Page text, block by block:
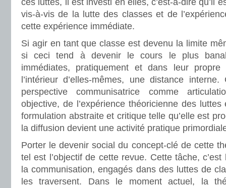
ces luttes, il est investi en elles, c’est-à-dire qu’il
vis-à-vis de la lutte des classes et de
cette expérience immédiate.
Si agir en tant que classe est devenu la limite
si ceci tend à devenir le cours le plus
immédiates, pratiquement et dans leur propre
l’intérieur d’elles-mêmes, une distance
perspective communisatrice comme
objective, de l’expérience théoricienne des
formulation abstraite et critique telle qu’elle est
la diffusion devient une activité pratique
Porter le devenir social du concept-clé de cette
tel est l’objectif de cette revue. Cette tâche, c’est
la communisation, engagés dans des luttes de
les traversent. Dans le moment actuel, la